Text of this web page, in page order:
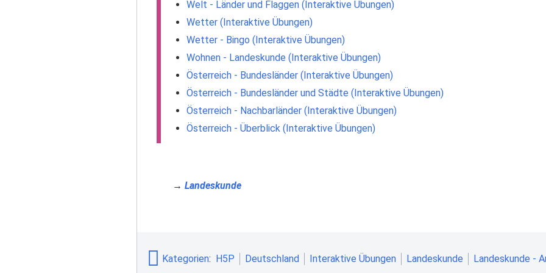
Welt - Länder und Flaggen (Interaktive Übungen)
Wetter (Interaktive Übungen)
Wetter - Bingo (Interaktive Übungen)
Wohnen - Landeskunde (Interaktive Übungen)
Österreich - Bundesländer (Interaktive Übungen)
Österreich - Bundesländer und Städte (Interaktive Übungen)
Österreich - Nachbarländer (Interaktive Übungen)
Österreich - Überblick (Interaktive Übungen)
→ Landeskunde
Kategorien: H5P Deutschland Interaktive Übungen Landeskunde Landeskunde -